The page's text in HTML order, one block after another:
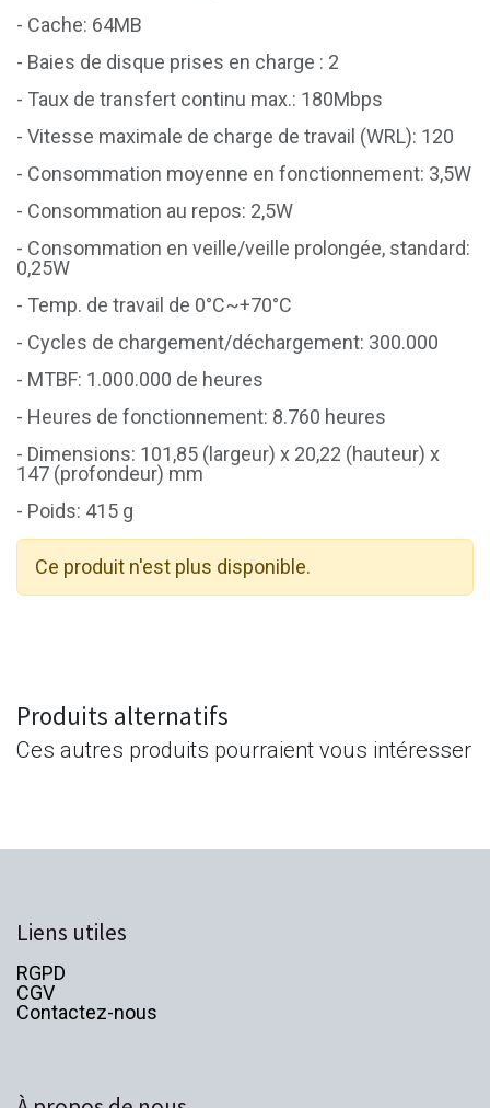
- Cache: 64MB
- Baies de disque prises en charge : 2
- Taux de transfert continu max.: 180Mbps
- Vitesse maximale de charge de travail (WRL): 120
- Consommation moyenne en fonctionnement: 3,5W
- Consommation au repos: 2,5W
- Consommation en veille/veille prolongée, standard:
0,25W
- Temp. de travail de 0°C~+70°C
- Cycles de chargement/déchargement: 300.000
- MTBF: 1.000.000 de heures
- Heures de fonctionnement: 8.760 heures
- Dimensions: 101,85 (largeur) x 20,22 (hauteur) x
147 (profondeur) mm
- Poids: 415 g
Ce produit n'est plus disponible.
Produits alternatifs
Ces autres produits pourraient vous intéresser
Liens utiles
RGPD
CGV
Contactez-nous